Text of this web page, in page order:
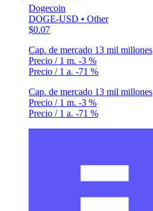
Dogecoin
DOGE-USD • Other
$0.07
Cap. de mercado 13 mil millones
Precio / 1 m. -3 %
Precio / 1 a. -71 %
Cap. de mercado 13 mil millones
Precio / 1 m. -3 %
Precio / 1 a. -71 %